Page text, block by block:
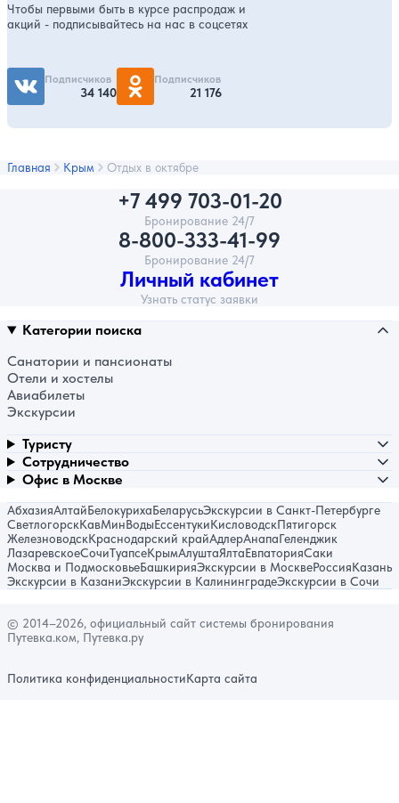
Чтобы первыми быть в курсе распродаж и
акций - подписывайтесь на нас в соцсетях
Подписчиков
34 140
Подписчиков
21 176
Главная Крым Отдых в октябре
+7 499 703-01-20
Бронирование 24/7
8-800-333-41-99
Бронирование 24/7
Личный кабинет
Узнать статус заявки
Категории поиска
Санатории и пансионаты
Отели и хостелы
Авиабилеты
Экскурсии
Туристу
Сотрудничество
Офис в Москве
АбхазияАлтайБелокурихаБеларусьЭкскурсии в Санкт-Петербурге
СветлогорскКавМинВодыЕссентукиКисловодскПятигорск
ЖелезноводскКраснодарский крайАдлерАнапаГеленджик
ЛазаревскоеСочиТуапсеКрымАлуштаЯлтаЕвпаторияСаки
Москва и ПодмосковьеБашкирияЭкскурсии в МосквеРоссияКазань
Экскурсии в КазаниЭкскурсии в КалининградеЭкскурсии в Сочи
© 2014–2026, официальный сайт системы бронирования
Путевка.ком, Путевка.ру
Политика конфиденциальностиКарта сайта